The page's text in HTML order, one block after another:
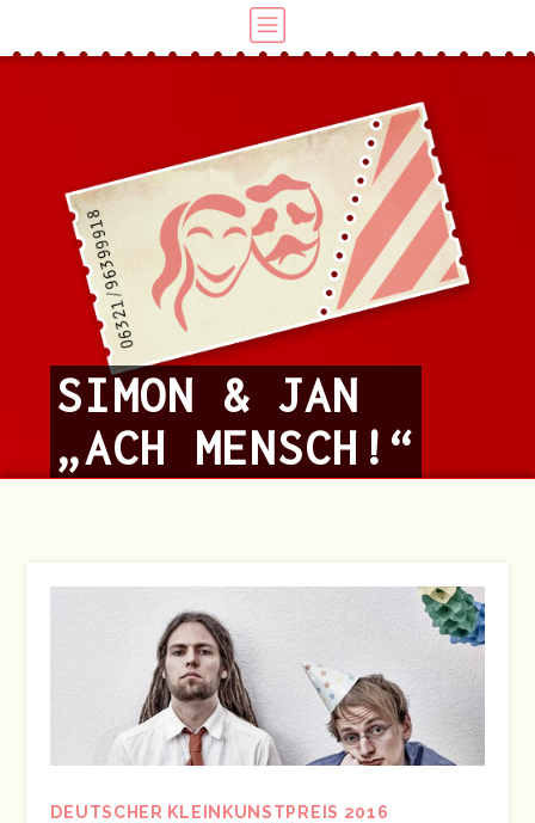
SIMON & JAN
„ACH MENSCH!“
DEUTSCHER KLEINKUNSTPREIS 2016